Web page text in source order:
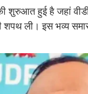
हुई है जहां
ली। इस भव्य